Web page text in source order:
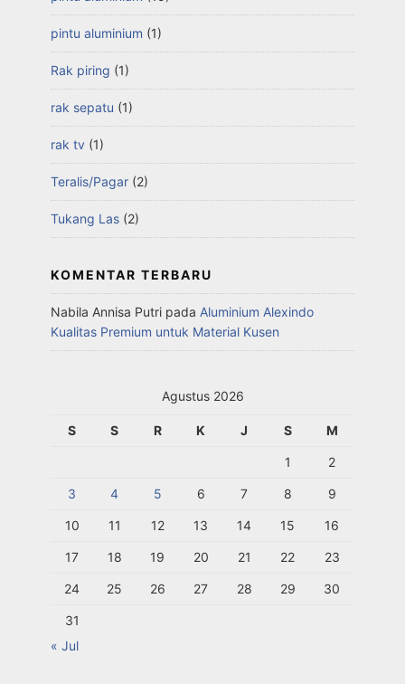
pintu aluminium (1)
Rak piring (1)
rak sepatu (1)
rak tv (1)
Teralis/Pagar (2)
Tukang Las (2)
KOMENTAR TERBARU
Nabila Annisa Putri pada Aluminium Alexindo
Kualitas Premium untuk Material Kusen
Agustus 2026
S S R K J S M
1 2
3 4 5 6 7 8 9
10 11 12 13 14 15 16
17 18 19 20 21 22 23
24 25 26 27 28 29 30
31
« Jul